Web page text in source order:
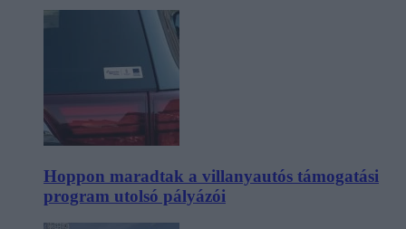
Hoppon maradtak a villanyautós támogatási
program utolsó pályázói